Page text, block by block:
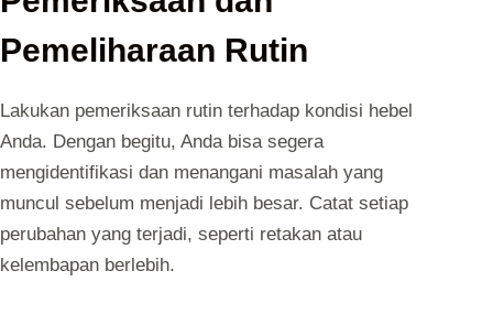
Pemeliharaan Rutin
Lakukan pemeriksaan rutin terhadap kondisi hebel
Anda. Dengan begitu, Anda bisa segera
mengidentifikasi dan menangani masalah yang
muncul sebelum menjadi lebih besar. Catat setiap
perubahan yang terjadi, seperti retakan atau
kelembapan berlebih.